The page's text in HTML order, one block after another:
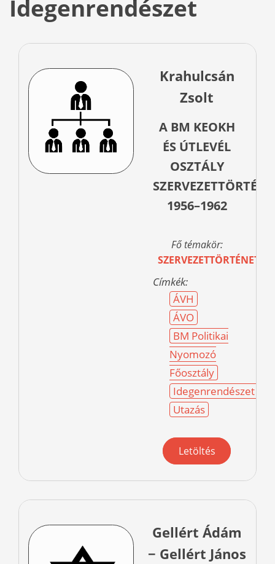
Idegenrendészet
Krahulcsán
Zsolt
A BM KEOKH
ÉS ÚTLEVÉL
OSZTÁLY
1956–1962
Fő témakör:
SZERVEZETTÖRTÉNET
Címkék:
ÁVH
ÁVO
BM Politikai
Nyomozó
Főosztály
Idegenrendészet
Utazás
Letöltés
Gellért Ádám
− Gellért János